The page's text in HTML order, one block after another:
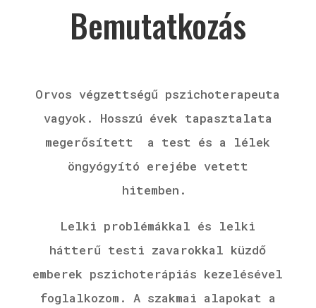
Bemutatkozás
Orvos végzettségű pszichoterapeuta
vagyok. Hosszú évek tapasztalata
megerősített a test és a lélek
öngyógyító erejébe vetett
hitemben.
Lelki problémákkal és lelki
hátterű testi zavarokkal küzdő
emberek pszichoterápiás kezelésével
foglalkozom. A szakmai alapokat a